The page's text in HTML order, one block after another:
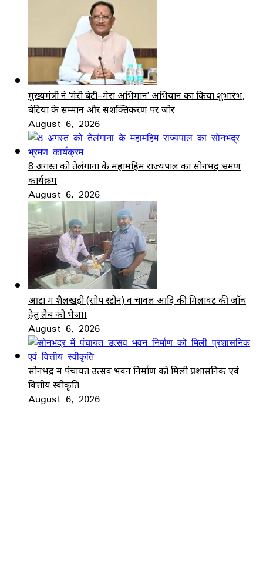
मुख्यमंत्री ने ‘मेरी बेटी–मेरा अभिमान’ अभियान का किया शुभारंभ,
बेटियों के सम्मान और सशक्तिकरण पर जोर
August 6, 2026
8 अगस्त को तेलंगाना के महामहिम राज्यपाल का सोनभद्र भ्रमण
कार्यक्रम
August 6, 2026
आटा में शैलखड़ी (राोप स्टोन) व चावल आदि की मिलावट की जॉच
हेतु लैब को भेजा।
August 6, 2026
सोनभद्र में पंचायत उत्सव भवन निर्माण को मिली प्रशासनिक एवं
वित्तीय स्वीकृति
August 6, 2026